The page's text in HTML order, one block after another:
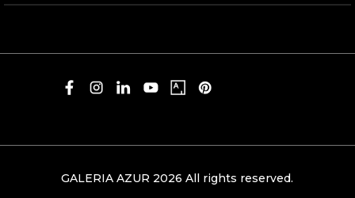
GALERIA AZUR 2026 All rights reserved.